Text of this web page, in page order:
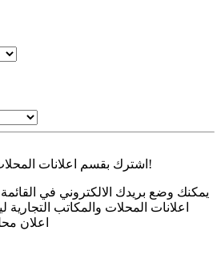
اشترك بقسم اعلانات المحلات والمكاتب التجارية مجاناً!
يمكنك وضع بريدك الالكتروني في
اعلانات المحلات والمكاتب
اعلان